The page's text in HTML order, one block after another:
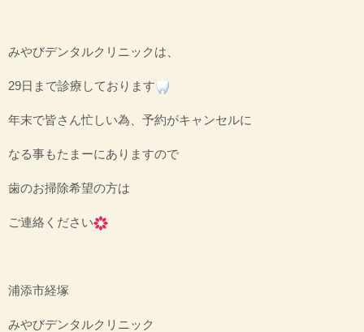
みやびデンタルクリニックは、
29日まで診療しております
年末で皆さん忙しい為、予約がキャンセルに
なる事もたまーにありますので
歯のお掃除希望の方は
ご連絡ください
浦添市経塚
みやびデンタルクリニック